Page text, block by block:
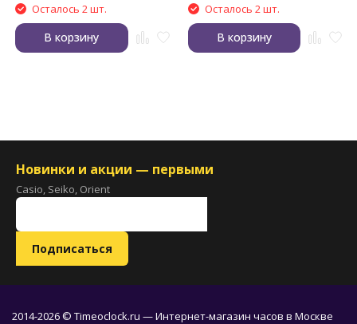
Осталось 2 шт.
В корзину
Осталось 2 шт.
В корзину
Новинки и акции — первыми
Casio, Seiko, Orient
2014-2026 © Timeoclock.ru — Интернет-магазин часов в Москве